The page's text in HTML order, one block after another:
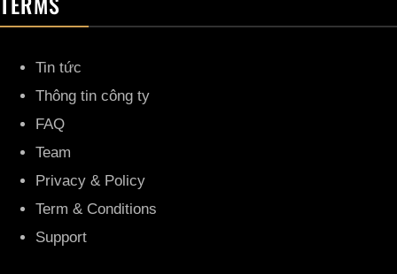
Tin tức
Thông tin công ty
FAQ
Team
Privacy & Policy
Term & Conditions
Support